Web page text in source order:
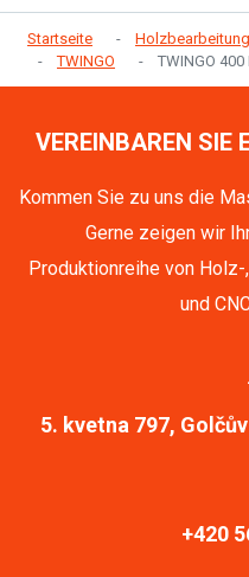
Startseite
TWINGO
TWINGO 400
VEREINBAREN SIE
Kommen Sie zu uns die
Gerne zeigen wir
Produktionreihe von
und
5. kvetna 797,
+420